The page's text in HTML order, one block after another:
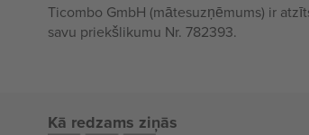
Ticombo GmbH (mātesuzņēmums) ir
savu priekšlikumu Nr. 782393.
Kā redzams ziņās